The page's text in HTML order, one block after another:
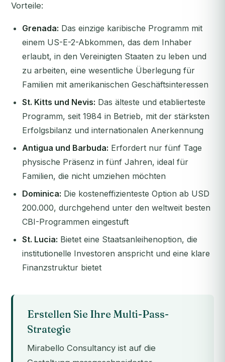
Vorteile:
Grenada: Das einzige karibische Programm mit
einem US-E-2-Abkommen, das dem Inhaber
erlaubt, in den Vereinigten Staaten zu leben und
zu arbeiten, eine wesentliche Überlegung für
Familien mit amerikanischen Geschäftsinteressen
St. Kitts und Nevis: Das älteste und etablierteste
Programm, seit 1984 in Betrieb, mit der stärksten
Erfolgsbilanz und internationalen Anerkennung
Antigua und Barbuda: Erfordert nur fünf Tage
physische Präsenz in fünf Jahren, ideal für
Familien, die nicht umziehen möchten
Dominica: Die kosteneffizienteste Option ab USD
200.000, durchgehend unter den weltweit besten
CBI-Programmen eingestuft
St. Lucia: Bietet eine Staatsanleihenoption, die
institutionelle Investoren anspricht und eine klare
Finanzstruktur bietet
Erstellen Sie Ihre Multi-Pass-
Strategie
Mirabello Consultancy ist auf die